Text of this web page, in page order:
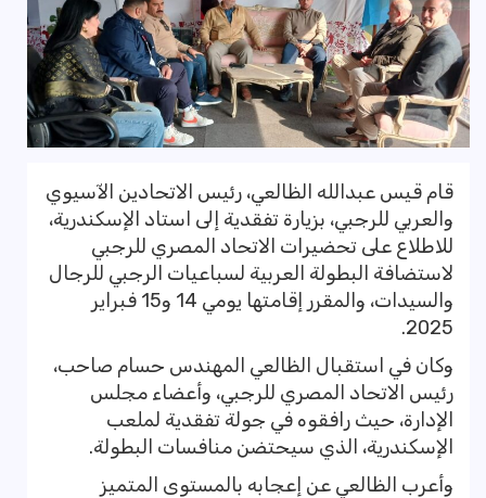
قام قيس عبدالله الظالعي، رئيس الاتحادين الآسيوي
والعربي للرجبي، بزيارة تفقدية إلى استاد الإسكندرية،
للاطلاع على تحضيرات الاتحاد المصري للرجبي
لاستضافة البطولة العربية لسباعيات الرجبي للرجال
والسيدات، والمقرر إقامتها يومي 14 و15 فبراير
2025.
وكان في استقبال الظالعي المهندس حسام صاحب،
رئيس الاتحاد المصري للرجبي، وأعضاء مجلس
الإدارة، حيث رافقوه في جولة تفقدية لملعب
الإسكندرية، الذي سيحتضن منافسات البطولة.
وأعرب الظالعي عن إعجابه بالمستوى المتميز